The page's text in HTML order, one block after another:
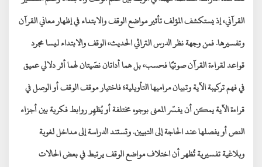
القرآني، إذ يستكشف المؤلف تأثير مواضع الوقف والابتداء فيإظهار معاني القرآن
وتفسيرها. فمن وجهة نظر الدرس التراثي الحديث، الوقف والابتداء ليسا مجرد
قواعد لقراءة القرآن صوتيًا فحسب، بل هماأداتان نصّيتان لهما أثر دلالي عميق
في فهم تركيبة الآية وتبيان مراميها التأويلية؛ فاختيار موقف الوقف أو الوصل في
قراءة الآية يمكن أنيفسّر المعنى بوجوه مختلفةأو يُظهِر روابط فكرية بين أجزاء
النص أو يفصلها عند الحاجة إلى التبيين. وتستند الدراسة إلى مداخللغوية
وبلاغية تفسيريةتُظهر أن اختلاف مواضع الوقف يرتبط في بعض الحالات